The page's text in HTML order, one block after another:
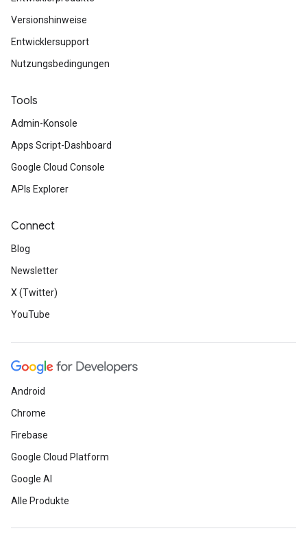
Versionshinweise
Entwicklersupport
Nutzungsbedingungen
Tools
Admin-Konsole
Apps Script-Dashboard
Google Cloud Console
APIs Explorer
Connect
Blog
Newsletter
X (Twitter)
YouTube
Android
Chrome
Firebase
Google Cloud Platform
Google AI
Alle Produkte